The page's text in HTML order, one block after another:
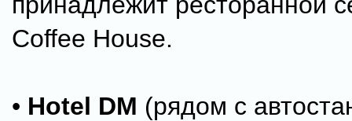
Coffee House.
• Hotel DM (рядом с